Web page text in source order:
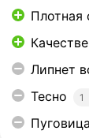
Плотная
Липнет
Тесно 1